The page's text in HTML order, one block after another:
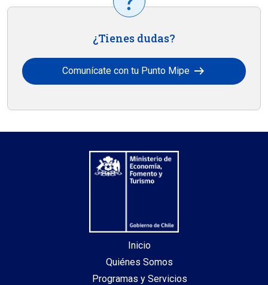
¿Tienes dudas?
Comunícate con tu Punto Mipe arrow_right_alt
Inicio
Quiénes Somos
Programas y Servicios